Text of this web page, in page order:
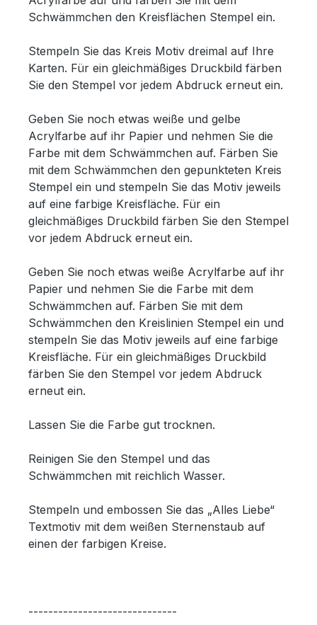
Schwämmchen den Kreisflächen Stempel ein.
Stempeln Sie das Kreis Motiv dreimal auf Ihre
Karten. Für ein gleichmäßiges Druckbild färben
Sie den Stempel vor jedem Abdruck erneut ein.
Geben Sie noch etwas weiße und gelbe
Acrylfarbe auf ihr Papier und nehmen Sie die
Farbe mit dem Schwämmchen auf. Färben Sie
mit dem Schwämmchen den gepunkteten Kreis
Stempel ein und stempeln Sie das Motiv jeweils
auf eine farbige Kreisfläche. Für ein
gleichmäßiges Druckbild färben Sie den Stempel
vor jedem Abdruck erneut ein.
Geben Sie noch etwas weiße Acrylfarbe auf ihr
Papier und nehmen Sie die Farbe mit dem
Schwämmchen auf. Färben Sie mit dem
Schwämmchen den Kreislinien Stempel ein und
stempeln Sie das Motiv jeweils auf eine farbige
Kreisfläche. Für ein gleichmäßiges Druckbild
färben Sie den Stempel vor jedem Abdruck
erneut ein.
Lassen Sie die Farbe gut trocknen.
Reinigen Sie den Stempel und das
Schwämmchen mit reichlich Wasser.
Stempeln und embossen Sie das „Alles Liebe“
Textmotiv mit dem weißen Sternenstaub auf
einen der farbigen Kreise.
------------------------------